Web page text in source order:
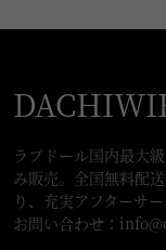
ラブドール国内最大
み販売。全国無料配
り、充実アフターサ
お問い合わせ：